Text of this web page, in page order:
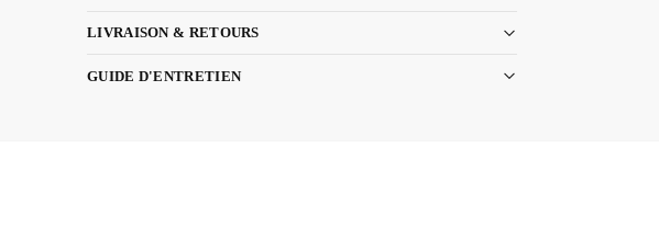
LIVRAISON & RETOURS
GUIDE D'ENTRETIEN